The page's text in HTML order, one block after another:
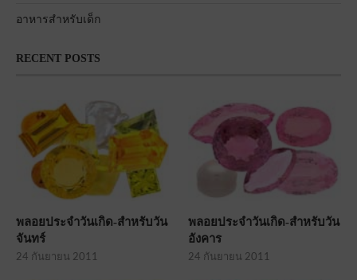
อาหารสำหรับเด็ก
RECENT POSTS
พลอยประจำวันเกิด-สำหรับวัน
จันทร์
24 กันยายน 2011
พลอยประจำวันเกิด-สำหรับวัน
อังคาร
24 กันยายน 2011